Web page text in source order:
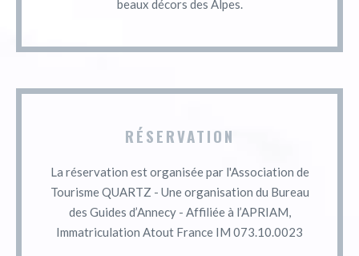
beaux décors des Alpes.
RÉSERVATION
La réservation est organisée par l'Association de
Tourisme QUARTZ - Une organisation du Bureau
des Guides d’Annecy - Affiliée à l’APRIAM,
Immatriculation Atout France IM 073.10.0023